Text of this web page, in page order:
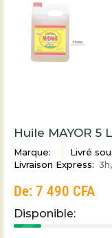
Huile MAYOR 5
Marque: Livré
Livraison Express:
De: 7 490 CFA
Disponible: